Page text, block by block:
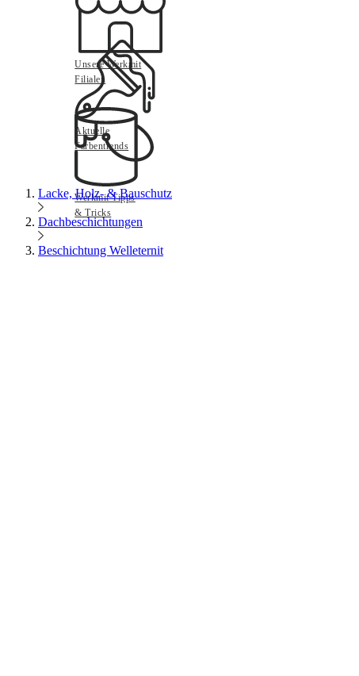
Unsere Werkmit
Filialen
Aktuelle
Farbentrends
Werkmit Tipps
& Tricks
Lacke, Holz- & Bauschutz
Dachbeschichtungen
Beschichtung Welleternit